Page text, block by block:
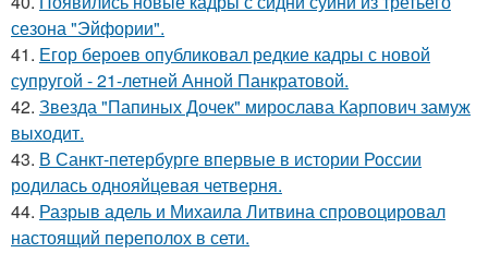
сезона "Эйфории".
41. Егор бероев опубликовал редкие кадры с новой
супругой - 21-летней Анной Панкратовой.
42. Звезда "Папиных Дочек" мирослава Карпович замуж
выходит.
43. В Санкт-петербурге впервые в истории России
родилась однояйцевая четверня.
44. Разрыв адель и Михаила Литвина спровоцировал
настоящий переполох в сети.